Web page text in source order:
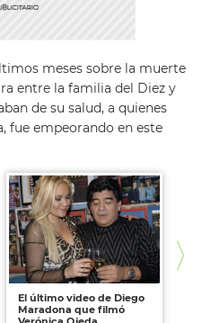
meses sobre la muerte
entre la familia del Diez y
de su salud, a quienes
fue empeorando en este
El último video de Diego
Maradona que filmó